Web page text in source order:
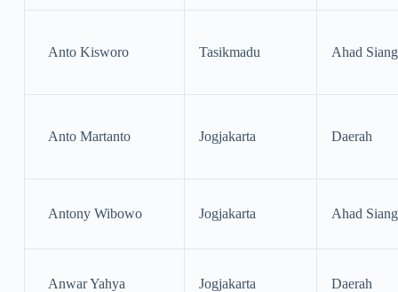
Anto Kisworo Tasikmadu Ahad Siang
Anto Martanto Jogjakarta Daerah
Antony Wibowo Jogjakarta Ahad Siang
Anwar Yahya Jogjakarta Daerah